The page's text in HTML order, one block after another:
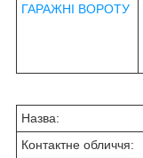
ГАРАЖНІ ВОРОТУ
Назва:
Контактне обличчя: